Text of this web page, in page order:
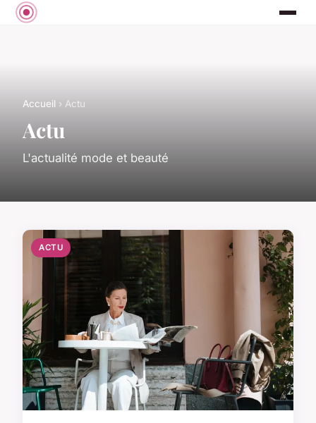
Accueil › Actu
Actu
L'actualité mode et beauté
ACTU